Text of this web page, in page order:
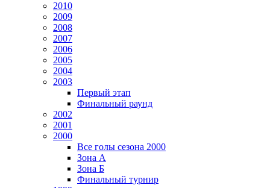
2010
2009
2008
2007
2006
2005
2004
2003
Первый этап
Финальный раунд
2002
2001
2000
Все голы сезона 2000
Зона А
Зона Б
Финальный турнир